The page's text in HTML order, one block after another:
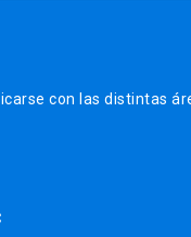
con las distintas